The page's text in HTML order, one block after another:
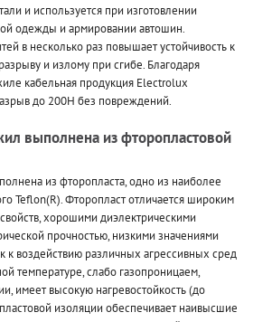
и используется при изготовлении
одежды и армировании автошин.
в несколько раз повышает устойчивость к
и излому при сгибе. Благодаря
кабельная продукция Electrolux
до 200Н без повреждений.
выполнена из фторопластовой
из фторопласта, одно из наиболее
Teflon(R). Фторопласт отличается широким
хорошими диэлектрическими
прочностью, низкими значениями
к воздействию различных агрессивных сред
температуре, слабо газопроницаем,
имеет высокую нагревостойкость (до
изоляции обеспечивает наивысшие